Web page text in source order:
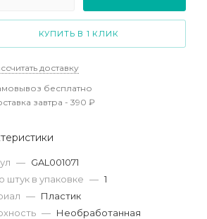
КУПИТЬ В 1 КЛИК
доставку
бесплатно
завтра - 390 ₽
— GAL001071
штук в упаковке — 1
— Пластик
— Необработанная